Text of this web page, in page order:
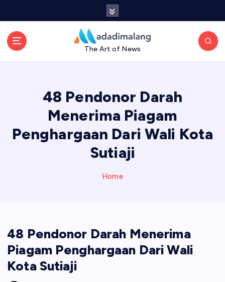
The Art of News
48 Pendonor Darah
Menerima Piagam
Penghargaan Dari Wali Kota
Sutiaji
Home
48 Pendonor Darah Menerima
Piagam Penghargaan Dari Wali
Kota Sutiaji